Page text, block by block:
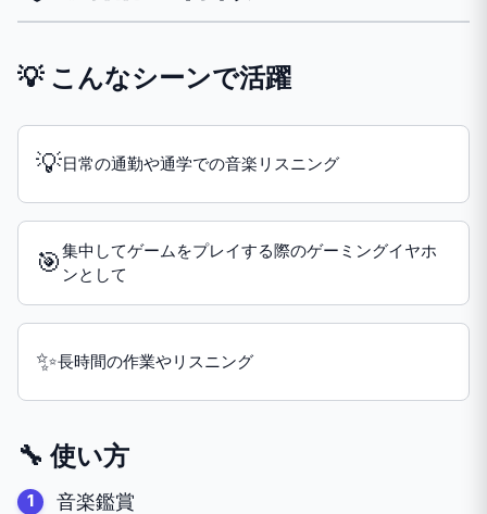
💡 こんなシーンで活躍
💡日常の通勤や通学での音楽リスニング
🎯集中してゲームをプレイする際のゲーミングイヤホ
ンとして
✨長時間の作業やリスニング
🔧 使い方
音楽鑑賞